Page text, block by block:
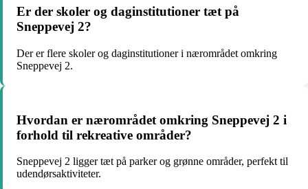
Er der skoler og daginstitutioner tæt på
Sneppevej 2?
Der er flere skoler og daginstitutioner i nærområdet omkring
Sneppevej 2.
Hvordan er nærområdet omkring Sneppevej 2 i
forhold til rekreative områder?
Sneppevej 2 ligger tæt på parker og grønne områder, perfekt til
udendørsaktiviteter.